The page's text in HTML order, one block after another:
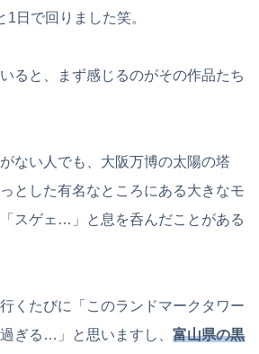
1日で回りました笑。
ると、まず感じるのがその作品たち
ない人でも、大阪万博の太陽の塔
とした有名なところにある大きなモ
スゲェ…」と息を呑んだことがある
くたびに「このランドマークタワー
ぎる…」と思いますし、 富山県の黒